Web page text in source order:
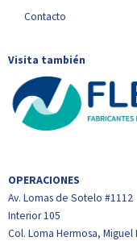
Contacto
Visita también
OPERACIONES
Av. Lomas de Sotelo #1112
Interior 105
Col. Loma Hermosa, Miguel